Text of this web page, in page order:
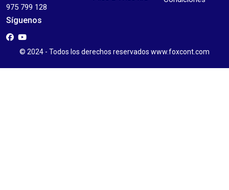
975 799 128
Síguenos
© 2024 - Todos los derechos reservados www.foxcont.com